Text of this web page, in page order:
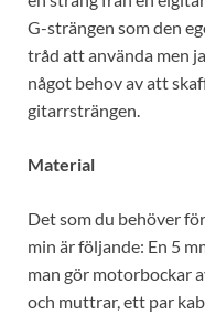
G-strängen som den
tråd att använda men
något behov av att
gitarrsträngen.
Material
Det som du behöver
min är följande: En 5
man gör motorbockar
och muttrar, ett par